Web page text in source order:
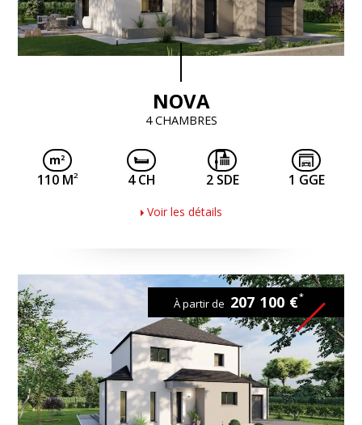
NOVA
4 CHAMBRES
110 M2 4 CH 2 SDE 1 GGE
Voir les détails
À partir de 207 100 €*